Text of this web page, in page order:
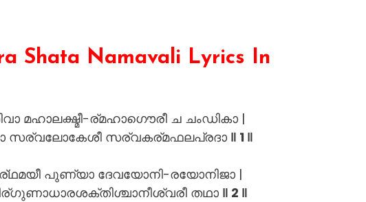
Shata Namavali Lyrics In
മഹാലക്ഷ്മീ-ര്മഹാഗൌരീ ച ചംഡികാ |
സര്വലോകേശീ സര്വകര്മഫലപ്രദാ ‖ 1 ‖
പുണ്യാ ദേവയോനി-രയോനിജാ |
തഥാ ‖ 2 ‖